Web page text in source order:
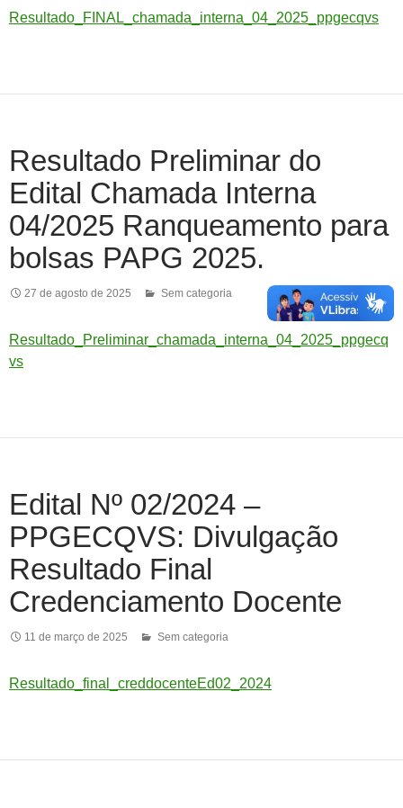
Resultado_FINAL_chamada_interna_04_2025_ppgecqvs
Resultado Preliminar do
Edital Chamada Interna
04/2025 Ranqueamento para
bolsas PAPG 2025.
27 de agosto de 2025 Sem categoria
Resultado_Preliminar_chamada_interna_04_2025_ppgecq
vs
Edital Nº 02/2024 –
PPGECQVS: Divulgação
Resultado Final
Credenciamento Docente
11 de março de 2025 Sem categoria
Resultado_final_creddocenteEd02_2024